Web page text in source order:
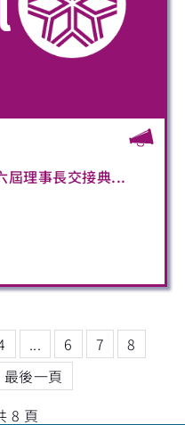
屆理事長交接典...
... 6 7
8
最後一頁
8 頁